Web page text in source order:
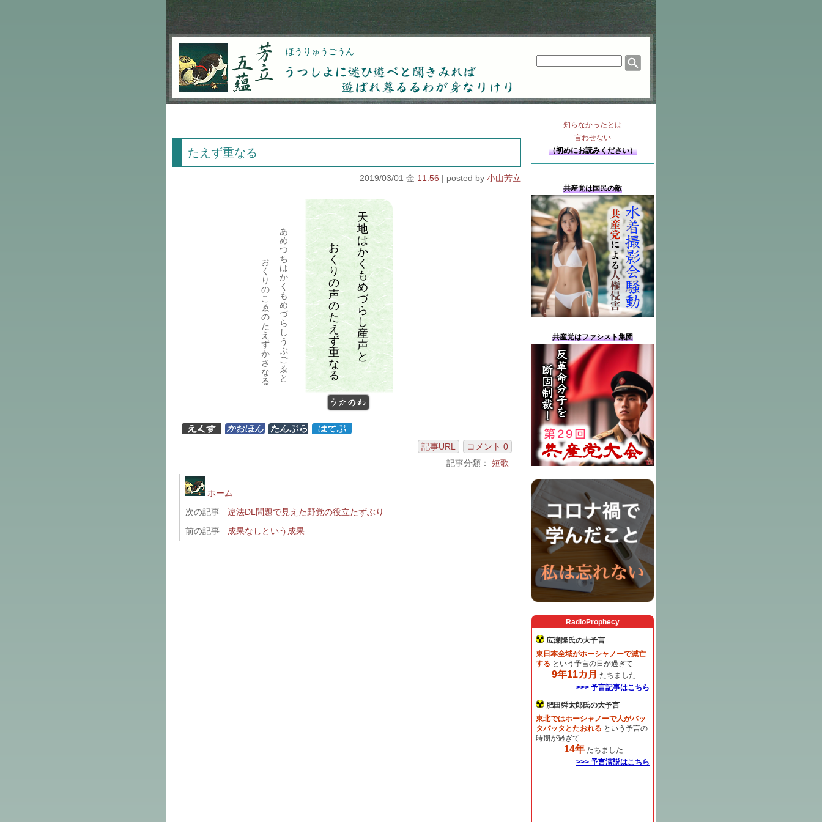
芳立五蘊 ほうりゅうごうん
うつしよに迷ひ遊べと聞きみれば遊ばれ暮るるわが
たえず重なる
2019/03/01 金 11:56 小山芳立
天
地
は
か
く
も
め
づ
ら
し
産
声
と
お
く
り
の
声
の
た
え
ず
重
な
る
あ
め
つ
ち
は
か
く
も
め
づ
ら
し
う
ぶ
ご
ゑ
と
お
く
り
の
こ
ゑ
の
た
え
ず
か
さ
な
る
うたのわ
記事URL
コメント 0
記事分類： 短歌
ホーム
次の記事
違法DL問題で見えた野党の役立たずぶり
前の記事
成果なしという成果
知らなかったとは
言わせない
（初めにお読みください）
共産党は国民の敵
共産党はファシスト集団